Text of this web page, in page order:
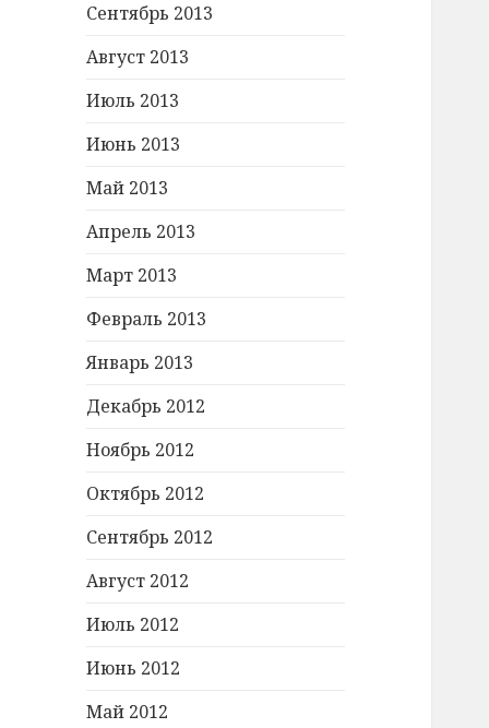
Сентябрь 2013
Август 2013
Июль 2013
Июнь 2013
Май 2013
Апрель 2013
Март 2013
Февраль 2013
Январь 2013
Декабрь 2012
Ноябрь 2012
Октябрь 2012
Сентябрь 2012
Август 2012
Июль 2012
Июнь 2012
Май 2012